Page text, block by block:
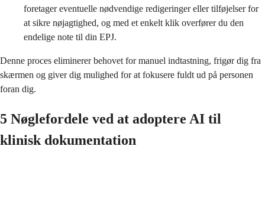
foretager eventuelle nødvendige redigeringer eller tilføjelser for
at sikre nøjagtighed, og med et enkelt klik overfører du den
endelige note til din EPJ.
Denne proces eliminerer behovet for manuel indtastning, frigør dig fra
skærmen og giver dig mulighed for at fokusere fuldt ud på personen
foran dig.
5 Nøglefordele ved at adoptere AI til
klinisk dokumentation